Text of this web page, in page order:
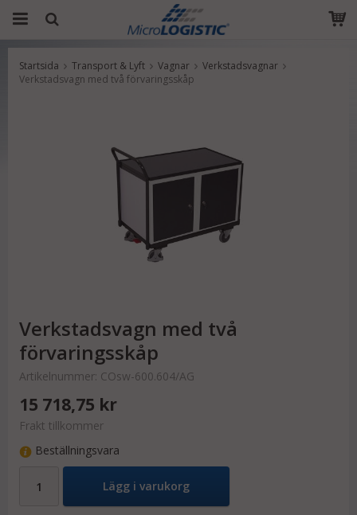
Produkten har blivit tillagd i varukorgen
Startsida Transport & Lyft Vagnar
Verkstadsvagnar
Verkstadsvagn med två förvaringsskåp
Verkstadsvagn med två
förvaringsskåp
Artikelnummer: COsw-600.604/AG
15 718,75 kr
Frakt tillkommer
Beställningsvara
Lägg i varukorg